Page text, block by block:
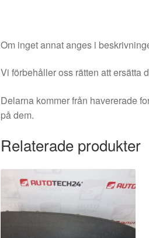
Om inget annat anges i
Vi förbehåller oss rätten att ersätta
Delarna kommer från havererade
på dem.
Relaterade produkter